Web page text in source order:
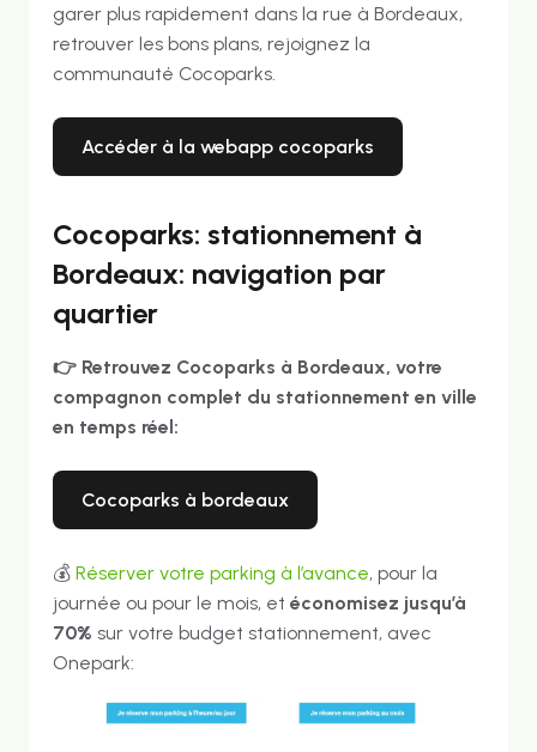
garer plus rapidement dans la rue à Bordeaux,
retrouver les bons plans, rejoignez la
communauté Cocoparks.
accéder à la webapp cocoparks
Cocoparks: stationnement à
Bordeaux: navigation par
quartier
👉 Retrouvez Cocoparks à Bordeaux, votre
compagnon complet du stationnement en ville
en temps réel:
cocoparks à bordeaux
💰 Réserver votre parking à l’avance, pour la
journée ou pour le mois, et économisez jusqu’à
70% sur votre budget stationnement, avec
Onepark: